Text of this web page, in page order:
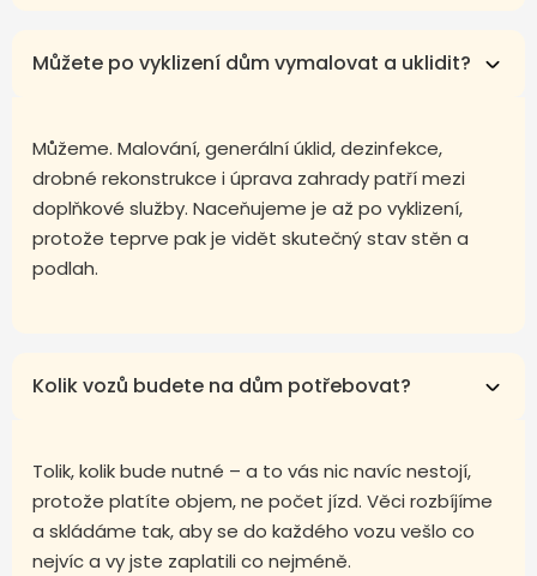
Můžete po vyklizení dům vymalovat a uklidit?
Můžeme. Malování, generální úklid, dezinfekce,
drobné rekonstrukce i úprava zahrady patří mezi
doplňkové služby. Naceňujeme je až po vyklizení,
protože teprve pak je vidět skutečný stav stěn a
podlah.
Kolik vozů budete na dům potřebovat?
Tolik, kolik bude nutné – a to vás nic navíc nestojí,
protože platíte objem, ne počet jízd. Věci rozbíjíme
a skládáme tak, aby se do každého vozu vešlo co
nejvíc a vy jste zaplatili co nejméně.